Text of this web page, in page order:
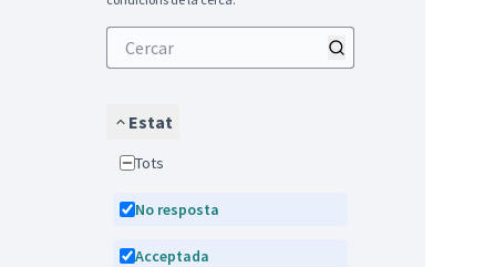
Estat
Tots
No resposta
Acceptada